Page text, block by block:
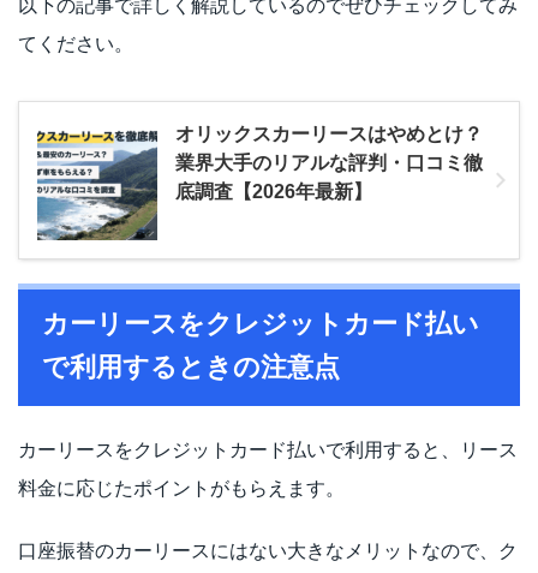
てください。
オリックスカーリースはやめとけ？
業界大手のリアルな評判・口コミ徹
底調査【2026年最新】
カーリースをクレジットカード払い
で利用するときの注意点
カーリースをクレジットカード払いで利用すると、リース
料金に応じたポイントがもらえます。
口座振替のカーリースにはない大きなメリットなので、ク